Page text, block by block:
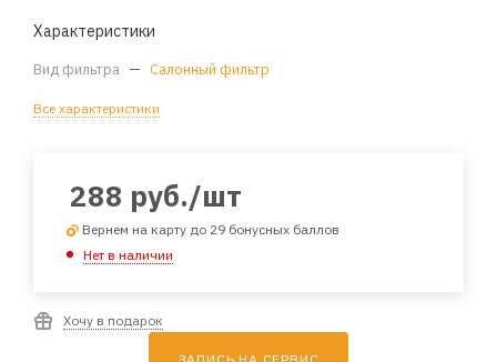
Характеристики
Вид фильтра — Салонный фильтр
Все характеристики
288 руб./шт
Вернем на карту до 29 бонусных баллов
Нет в наличии
Хочу в подарок